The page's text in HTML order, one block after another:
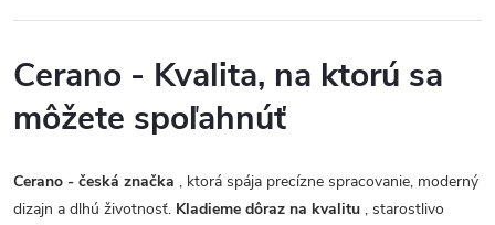
Cerano - Kvalita, na ktorú sa
môžete spoľahnúť
Cerano - česká značka , ktorá spája precízne spracovanie, moderný
dizajn a dlhú životnosť. Kladieme dôraz na kvalitu , starostlivo